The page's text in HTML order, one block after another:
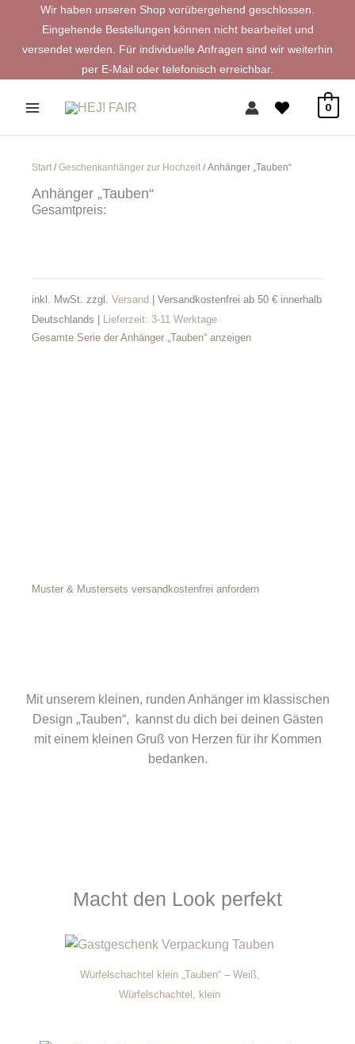
springen
Wir haben unseren Shop vorübergehend geschlossen.
Eingehende Bestellungen können nicht bearbeitet und
versendet werden. Für individuelle Anfragen sind wir weiterhin
per E-Mail oder telefonisch erreichbar.
0
Start /Geschenkanhänger zur Hochzeit / Anhänger „Tauben“
Anhänger „Tauben“
Gesamtpreis:
inkl. MwSt. zzgl. Versand | Versandkostenfrei ab 50 € innerhalb
Deutschlands | Lieferzeit: 3-11 Werktage
Gesamte Serie der Anhänger „Tauben“ anzeigen
Muster & Mustersets versandkostenfrei anfordern
Mit unserem kleinen, runden Anhänger im klassischen
Design „Tauben“, kannst du dich bei deinen Gästen
mit einem kleinen Gruß von Herzen für ihr Kommen
bedanken.
Macht den Look perfekt
Würfelschachtel klein „Tauben“ – Weiß,
Würfelschachtel, klein